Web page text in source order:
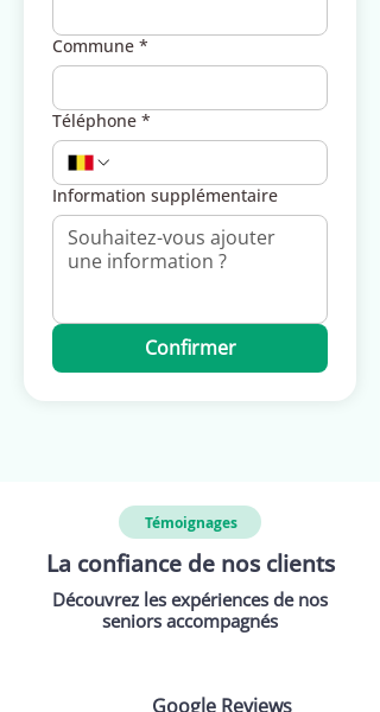
Commune *
Téléphone *
Information supplémentaire
Confirmer
Témoignages
La confiance de nos clients
Découvrez les expériences de nos
seniors accompagnés
Google Reviews